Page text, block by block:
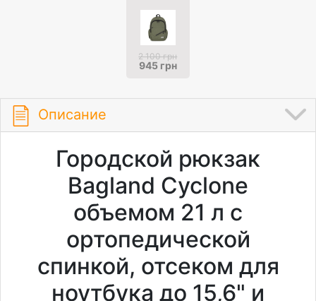
2 100 грн
945 грн
Описание
Городской рюкзак
Bagland Cyclone
объемом 21 л с
ортопедической
спинкой, отсеком для
ноутбука до 15,6" и